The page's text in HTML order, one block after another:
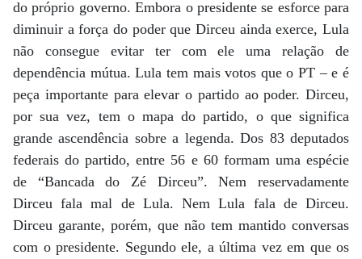
do próprio governo. Embora o presidente se esforce para
diminuir a força do poder que Dirceu ainda exerce, Lula
não consegue evitar ter com ele uma relação de
dependência mútua. Lula tem mais votos que o PT – e é
peça importante para elevar o partido ao poder. Dirceu,
por sua vez, tem o mapa do partido, o que significa
grande ascendência sobre a legenda. Dos 83 deputados
federais do partido, entre 56 e 60 formam uma espécie
de “Bancada do Zé Dirceu”. Nem reservadamente
Dirceu fala mal de Lula. Nem Lula fala de Dirceu.
Dirceu garante, porém, que não tem mantido conversas
com o presidente. Segundo ele, a última vez em que os